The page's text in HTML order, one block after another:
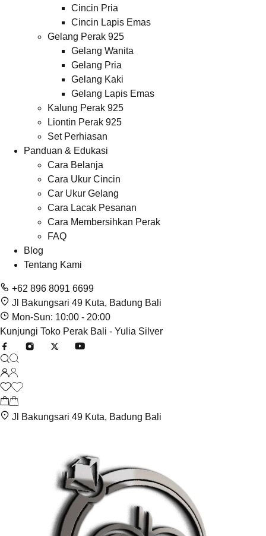
Cincin Pria
Cincin Lapis Emas
Gelang Perak 925
Gelang Wanita
Gelang Pria
Gelang Kaki
Gelang Lapis Emas
Kalung Perak 925
Liontin Perak 925
Set Perhiasan
Panduan & Edukasi
Cara Belanja
Cara Ukur Cincin
Car Ukur Gelang
Cara Lacak Pesanan
Cara Membersihkan Perak
FAQ
Blog
Tentang Kami
+62 896 8091 6699
Jl Bakungsari 49 Kuta, Badung Bali
Mon-Sun: 10:00 - 20:00
Kunjungi Toko Perak Bali - Yulia Silver
Jl Bakungsari 49 Kuta, Badung Bali